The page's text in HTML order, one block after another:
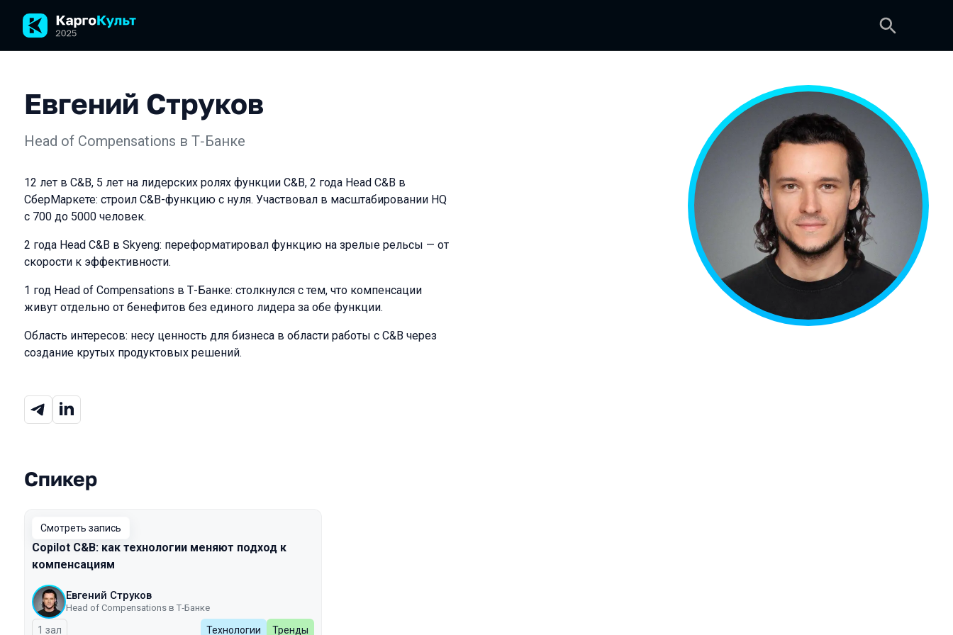
Евгений Струков
Head of Compensations в Т‑Банке
12 лет в C&B, 5 лет на лидерских ролях функции C&B, 2 года Head C&B в
СберМаркете: строил C&B-функцию с нуля. Участвовал в масштабировании HQ
с 700 до 5000 человек.
2 года Head C&B в Skyeng: переформатировал функцию на зрелые рельсы — от
скорости к эффективности.
1 год Head of Compensations в Т-Банке: столкнулся с тем, что компенсации
живут отдельно от бенефитов без единого лидера за обе функции.
Область интересов: несу ценность для бизнеса в области работы с C&B через
создание крутых продуктовых решений.
Выступления в сезоне 2025
Спикер
Смотреть запись
Copilot C&B: как технологии меняют подход к
компенсациям
Евгений Струков
Head of Compensations в Т‑Банке
1 зал Технологии Тренды